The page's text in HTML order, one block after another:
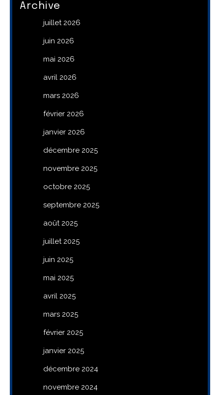
Archive
juillet 2026
juin 2026
mai 2026
avril 2026
mars 2026
février 2026
janvier 2026
décembre 2025
novembre 2025
octobre 2025
septembre 2025
août 2025
juillet 2025
juin 2025
mai 2025
avril 2025
mars 2025
février 2025
janvier 2025
décembre 2024
novembre 2024